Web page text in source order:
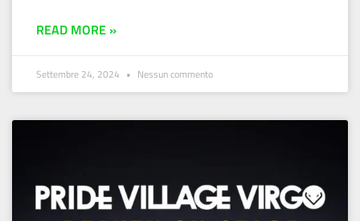
READ MORE »
Settembre 24, 2024 Nessun commento